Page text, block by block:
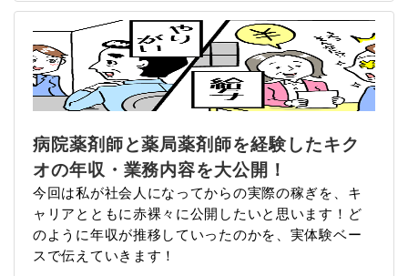
病院薬剤師と薬局薬剤師を経験したキク
オの年収・業務内容を大公開！
今回は私が社会人になってからの実際の稼ぎを、キ
ャリアとともに赤裸々に公開したいと思います！ど
のように年収が推移していったのかを、実体験ベー
スで伝えていきます！